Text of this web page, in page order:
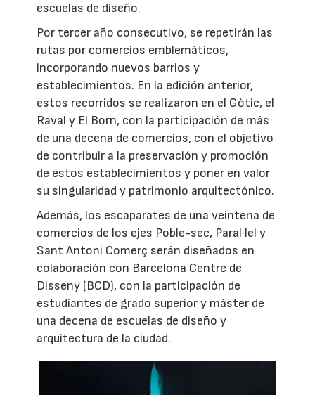
escuelas de diseño.
Por tercer año consecutivo, se repetirán las
rutas por comercios emblemáticos,
incorporando nuevos barrios y
establecimientos. En la edición anterior,
estos recorridos se realizaron en el Gòtic, el
Raval y El Born, con la participación de más
de una decena de comercios, con el objetivo
de contribuir a la preservación y promoción
de estos establecimientos y poner en valor
su singularidad y patrimonio arquitectónico.
Además, los escaparates de una veintena de
comercios de los ejes Poble-sec, Paral·lel y
Sant Antoni Comerç serán diseñados en
colaboración con Barcelona Centre de
Disseny (BCD), con la participación de
estudiantes de grado superior y máster de
una decena de escuelas de diseño y
arquitectura de la ciudad.